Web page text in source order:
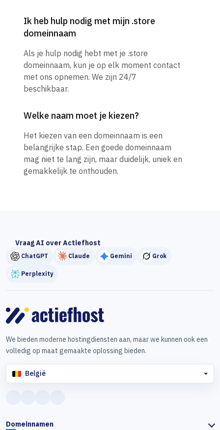
Ik heb hulp nodig met mijn .store
domeinnaam
Als je hulp nodig hebt met je .store
domeinnaam, kun je op elk moment contact
met ons opnemen. We zijn 24/7
beschikbaar.
Welke naam moet je kiezen?
Het kiezen van een domeinnaam is een
belangrijke stap. Een goede domeinnaam
mag niet te lang zijn, maar duidelijk, uniek en
gemakkelijk te onthouden.
Vraag AI over Actiefhost
ChatGPT Claude Gemini Grok
Perplexity
We bieden moderne hostingdiensten aan, maar we kunnen ook een
volledig op maat gemaakte oplossing bieden.
België
Domeinnamen